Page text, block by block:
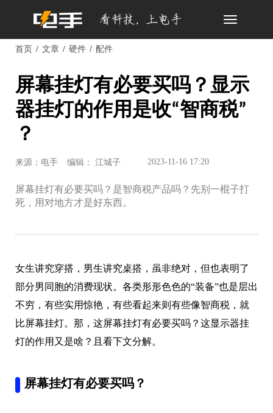
Toggle
首页 文章 硬件 配件
屏幕挂灯有必要买吗？显示
器挂灯的作用是收“智商税”
？
来源：电手 编辑： 江城子 2023-11-16 17:20
屏幕挂灯有必要买吗？是智商税产品吗？先别一棍子打
死，用对地方才是好东西。
女生讲究穿搭，男生讲究桌搭，虽非绝对，但也表明了
部分男同胞的消费现状。各类形形色色的“装备”也是层出
不穷，有些实用惊艳，有些看起来则有些像智商税，就
比屏幕挂灯。那，这屏幕挂灯有必要买吗？这显示器挂
灯的作用又是啥？且看下文分解。
屏幕挂灯有必要买吗？